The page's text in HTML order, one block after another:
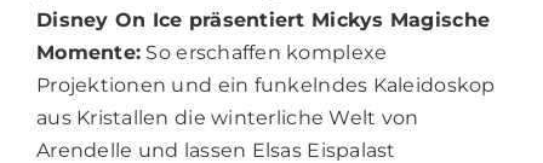
Disney On Ice präsentiert Mickys Magische
Momente: So erschaffen komplexe
Projektionen und ein funkelndes Kaleidoskop
aus Kristallen die winterliche Welt von
Arendelle und lassen Elsas Eispalast